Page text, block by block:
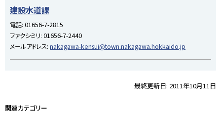
プ
に
戻
建設水道課
電話: 01656-7-2815
ファクシミリ: 01656-7-2440
メールアドレス: nakagawa-kensui@town.nakagawa.hokkaido.jp
ッ
プ
最終更新日: 2011年10月11日
関連カテゴリー